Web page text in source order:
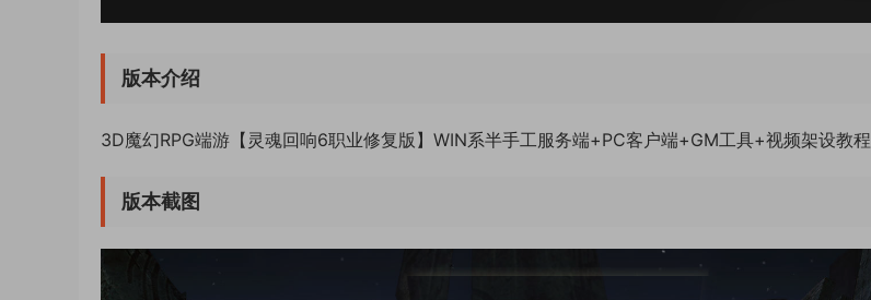
版本介绍
3D魔幻RPG端游【灵魂回响6职业修复版】WIN系半手工服务端+PC客户端+GM工具+视频架设教程
版本截图